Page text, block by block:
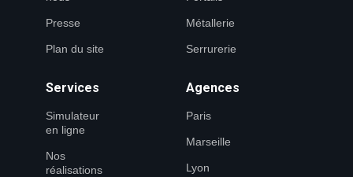
Presse
Plan du site
Métallerie
Serrurerie
Services
Simulateur
en ligne
Nos
réalisations
Agences
Paris
Marseille
Lyon